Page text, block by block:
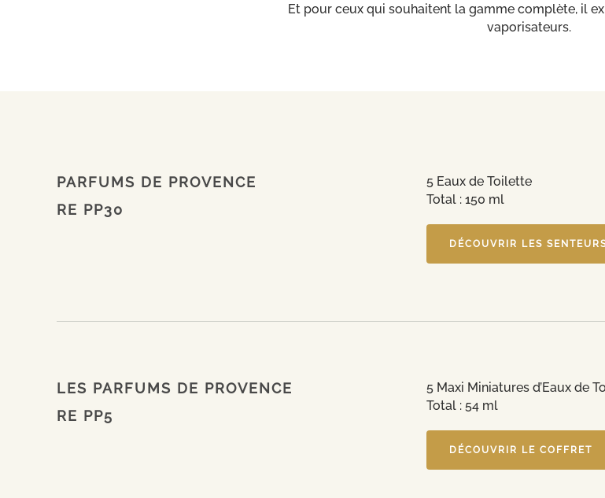
Et pour ceux qui souhaitent la gamme complète, il
vaporisateurs.
PARFUMS DE PROVENCE
RE PP30
5 Eaux de Toilette
Total : 150 ml
DÉCOUVRIR LES
LES PARFUMS DE PROVENCE
RE PP5
5 Maxi Miniatures d’Eaux de
Total : 54 ml
DÉCOUVRIR LE COFFRET